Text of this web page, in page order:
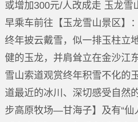
或增加300元/人改成走 玉龙雪
早乘车前往【玉龙雪山景区】
终年披云戴雪，似一排玉柱立
健的玉龙，并肩耸立在金沙江
雪山索道观赏终年积雪不化的
道最近的冰川、深切感受自然
步高原牧场—甘海子】及有“仙